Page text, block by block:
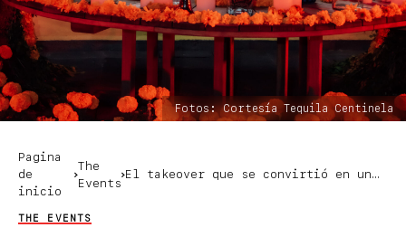
Fotos: Cortesía Tequila Centinela
Pagina
de
inicio
The
Events
El takeover que se convirtió en un
THE EVENTS